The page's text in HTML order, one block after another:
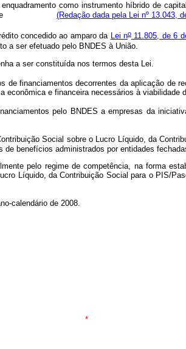
como instrumento híbrido de
captação; e (Redação dada pela Lei nº 13.043,
concedido ao amparo da Lei no11.805, de 6
a ser efetuado pelo BNDES à
a ser constituída nos termos desta Lei.
financiamentos decorrentes da aplicação de
e financeira necessários à viabilidade
pelo BNDES a empresas da
Social sobre o Lucro Líquido, da
benefícios administrados por entidades
pelo regime de competência, na forma
Líquido, da Contribuição Social para o PIS/
calendário de 2008.
*